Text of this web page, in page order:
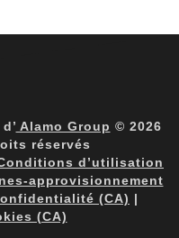
Alamo Group © 2026
réservés
d’utilisation
approvisionnement
(CA) |
(CA)